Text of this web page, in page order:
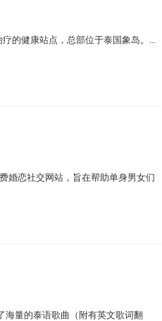
的健康站点，总部位于泰国象岛。...
婚恋社交网站，旨在帮助单身男女们
海量的泰语歌曲（附有英文歌词翻